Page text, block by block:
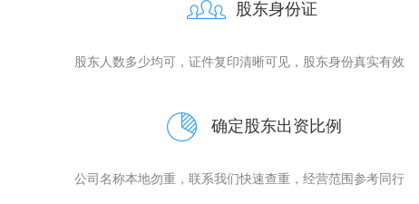
股东身份证
股东人数多少均可，证件复印清晰可见，股东身份真实有效
确定股东出资比例
公司名称本地勿重，联系我们快速查重，经营范围参考同行